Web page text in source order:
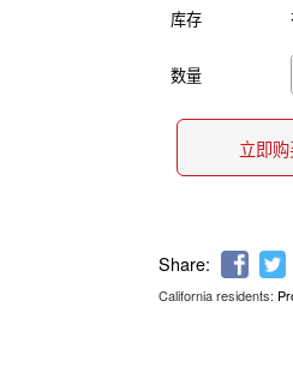
库存
数量
立即
California residents: